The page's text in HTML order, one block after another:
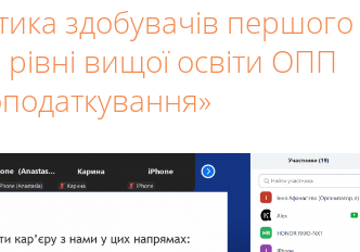
здобувачів першого
вищої освіти ОПП